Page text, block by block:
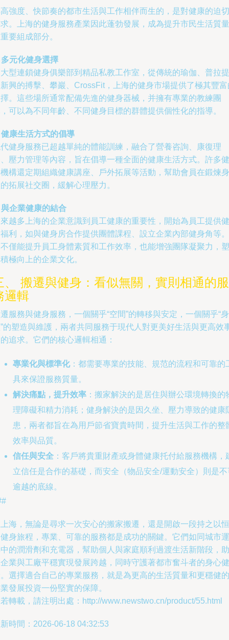
強度、快節奏的都市生活與工作相伴而生的，是對健康的迫切
。上海的健身服務產業因此蓬勃發展，成為提升市民生活質量
要組成部分。
元化健身選擇
型連鎖健身俱樂部到精品私教工作室，從傳統的瑜伽、普拉提
興的搏擊、攀巖、CrossFit，上海的健身市場提供了極其豐富
。這些場所通常配備先進的健身器械，并擁有專業的教練團
可以為不同年齡、不同健身目標的群體提供個性化的指導。
康生活方式的倡導
健身服務已超越單純的體能訓練，融合了營養咨詢、康復理
壓力管理等內容，旨在倡導一種全面的健康生活方式。許多健
構還定期組織健康講座、戶外拓展等活動，幫助會員在鍛煉身
拓展社交圈，緩解心理壓力。
企業健康的結合
越多上海的企業意識到員工健康的重要性，開始為員工提供健
利，如與健身房合作提供團體課程、設立企業內部健身角等。
僅能提升員工身體素質和工作效率，也能增強團隊凝聚力，塑
極向上的企業文化。
、 搬遷與健身：看似無關，實則相通的服
邏輯
服務與健身服務，一個關乎“空間”的轉移與安定，一個關乎“身
的塑造與維護，兩者共同服務于現代人對更美好生活與更高效
追求。它們的核心邏輯相通：
專業化與標準化：都需要專業的技能、規范的流程和可靠的
具來保證服務質量。
解決痛點，提升效率 ：搬家解決的是居住與辦公環境轉換的
理障礙和精力消耗；健身解決的是因久坐、壓力導致的健康
患，兩者都旨在為用戶節省寶貴時間，提升生活與工作的整
效率與品質。
信任與安全 ：客戶將貴重財產或身體健康托付給服務機構，
立信任是合作的基礎，而安全（物品安全/運動安全）則是不
逾越的底線。
海，無論是尋求一次安心的搬家搬遷，還是開啟一段持之以恒
身旅程，專業、可靠的服務都是成功的關鍵。它們如同城市運
的潤滑劑和充電器，幫助個人與家庭順利過渡生活新階段，助
業與工廠平穩實現發展跨越，同時守護著都市奮斗者的身心健
選擇適合自己的專業服務，就是為更高的生活質量和更穩健的
發展投資一份堅實的保障。
轉載，請注明出處：http://www.newstwo.cn/product/55.html
時間：2026-06-18 04:32:53